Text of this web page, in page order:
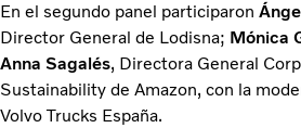
En el segundo panel participaron
Director General de Lodisna; Mónica
Anna Sagalés, Directora General
Sustainability de Amazon, con la
Volvo Trucks España.